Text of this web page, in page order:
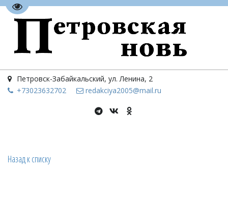
Перейти на версию для слабовидящих
Петровск-Забайкальский, ул. Ленина, 2
+73023632702 redakciya2005@mail.ru
Назад к списку